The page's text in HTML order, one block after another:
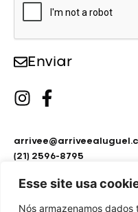
Esse site usa
Nós armazenamos
Enviar
(21) 2596-8795